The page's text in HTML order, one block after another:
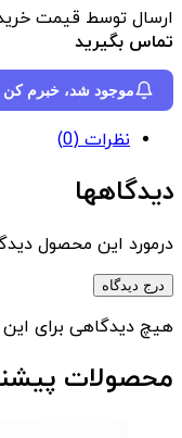
ارسال توسط قیمت
تماس بگیرید
موجود شد، خبرم کن
نظرات (0)
دیدگاهها
درمورد این محصول
درج دیدگاه
هیچ دیدگاهی برای
محصولات